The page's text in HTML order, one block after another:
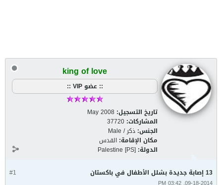
king of love
:: عضو VIP ::
تاريخ التسجيل: May 2008
المشاركات: 37720
الجنس: ذكر / Male
مكان الإقامة: القدس
الدولة: Palestine [PS]
#1 13 إصابة جديدة بشلل الأطفال في باكستان